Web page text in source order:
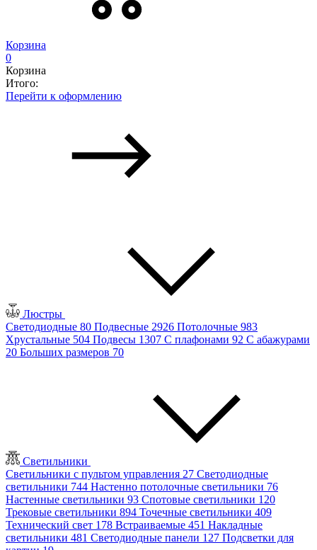
Корзина
0
Корзина
Итого:
Перейти к оформлению
Люстры
Светодиодные 80 Подвесные 2926 Потолочные 983
Хрустальные 504 Подвесы 1307 С плафонами 92 С абажурами
20 Больших размеров 70
Светильники
Светильники с пультом управления 27 Светодиодные
светильники 744 Настенно потолочные светильники 76
Настенные светильники 93 Спотовые светильники 120
Трековые светильники 894 Точечные светильники 409
Технический свет 178 Встраиваемые 451 Накладные
светильники 481 Светодиодные панели 127 Подсветки для